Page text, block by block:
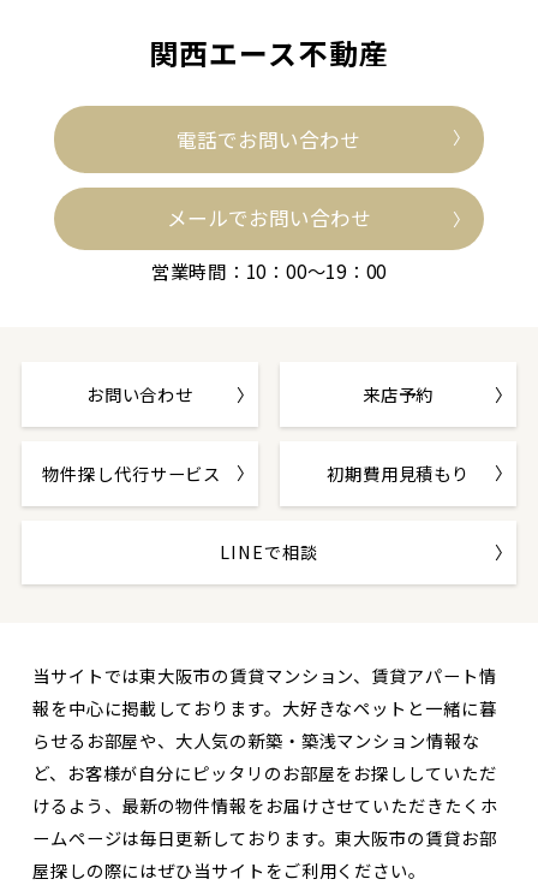
関西エース不動産
電話でお問い合わせ
メールでお問い合わせ
営業時間：10：00～19：00
お問い合わせ 来店予約
物件探し代行サービス 初期費用見積もり
LINEで相談
当サイトでは東大阪市の賃貸マンション、賃貸アパート情
報を中心に掲載しております。大好きなペットと一緒に暮
らせるお部屋や、大人気の新築・築浅マンション情報な
ど、お客様が自分にピッタリのお部屋をお探ししていただ
けるよう、最新の物件情報をお届けさせていただきたくホ
ームページは毎日更新しております。東大阪市の賃貸お部
屋探しの際にはぜひ当サイトをご利用ください。